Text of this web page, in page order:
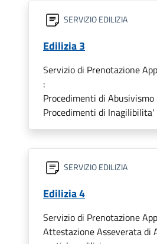
SERVIZIO EDILIZIA
Edilizia 3
Servizio di Prenotazione
:
Procedimenti di Abusivismo
Procedimenti di Inagilibilita'
SERVIZIO EDILIZIA
Edilizia 4
Servizio di Prenotazione
Attestazione Asseverata di